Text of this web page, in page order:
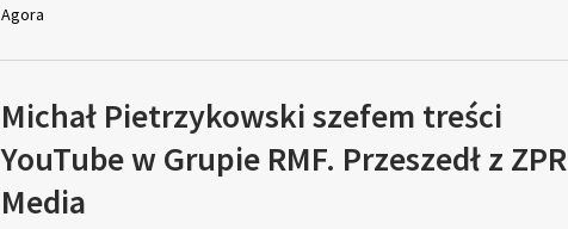
Agora
Michał Pietrzykowski szefem treści
YouTube w Grupie RMF. Przeszedł z ZPR
Media